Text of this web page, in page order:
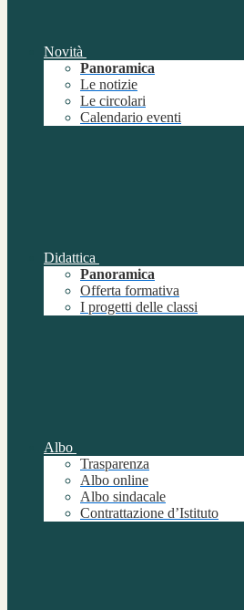
Novità
Panoramica
Le notizie
Le circolari
Calendario eventi
Didattica
Panoramica
Offerta formativa
I progetti delle classi
Albo
Trasparenza
Albo online
Albo sindacale
Contrattazione d’Istituto